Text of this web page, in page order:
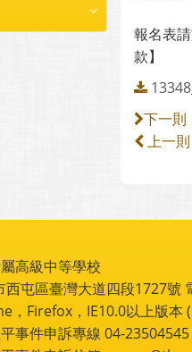
報名表
款】
下一則
上一則
高級中等學校
屯區臺灣大道四段1727號
，Firefox，IE10.0以上版本
事件申訴專線 04-23504545